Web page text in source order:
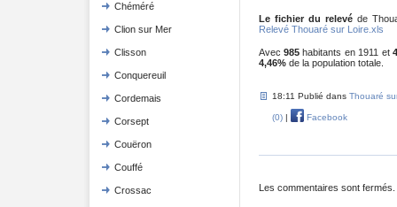
Chéméré
Clion sur Mer
Clisson
Conquereuil
Cordemais
Corsept
Couëron
Couffé
Crossac
Le fichier du relevéde
Relevé Thouaré sur Loire.xls
Avec 985habitants en 1911 et
4,46%de la population totale.
18:11 Publié dans Thouaré
(0)| Facebook
Les commentaires sont fermés.